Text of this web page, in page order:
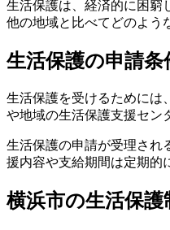
生活保護は、経済的に困窮
他の地域と比べてどのよう
生活保護の申請
生活保護を受けるためには
や地域の生活保護支援セン
生活保護の申請が受理され
援内容や支給期間は定期的
横浜市の生活保